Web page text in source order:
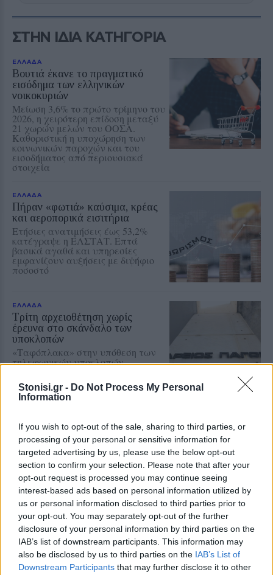
Stonisi.gr - Do Not Process My Personal
Information
If you wish to opt-out of the sale, sharing to third parties, or
processing of your personal or sensitive information for
targeted advertising by us, please use the below opt-out
section to confirm your selection. Please note that after your
opt-out request is processed you may continue seeing
interest-based ads based on personal information utilized by
us or personal information disclosed to third parties prior to
your opt-out. You may separately opt-out of the further
disclosure of your personal information by third parties on the
IAB’s list of downstream participants. This information may
also be disclosed by us to third parties on the IAB’s List of
Downstream Participants that may further disclose it to other
ΣΤΗΝ ΙΔΙΑ ΚΑΤΗΓΟΡΙΑ
ΕΛΛΑΔΑ
Βουτιά έκανε το πραγματικό
εισόδημα των ελληνικών
νοικοκυριών
Μείωση 3,6% το πρώτο τρίμηνο του
2026, η χειρότερη επίδοση μεταξύ
21 χωρών μελών του ΟΟΣΑ.
Καθοριστική η υποχώρηση των
κοινωνικών παροχών και του
εισοδήματος από περιουσιακά
στοιχεία
ΕΛΛΑΔΑ
Πήραν «φωτιά» καύσιμα, κρέας
και αεροπορικά εισιτήρια
Ετήσιες ανατιμήσεις έως 53,2%
κατέγραψε η ΕΛΣΤΑΤ. Επτά
βασικά αγαθά και υπηρεσίες
εμφανίζουν αυξήσεις με διψήφιο
ποσοστό
ΕΛΛΑΔΑ
Τρίτη αρχειοθέτηση χωρίς
έρευνα στο σκάνδαλο των
υποκλοπών
«Ταφόπλακα» στην υπόθεση των
τηλεφωνικών υποκλοπών
Άρειος Πάγος. Κατηγορηματικό
«όχι» του εισαγγελέα του
Ανωτάτου Δικαστηρίου στην
τηλεφωνικών υποκλοπών
ΕΛΛΑΔΑ
Η ακρίβεια εξανεμίζει τις
χαμηλές συντάξεις
Στα 633 ευρώ η μέση σύνταξη
χηρείας
ΚΟΣΜΟΣ